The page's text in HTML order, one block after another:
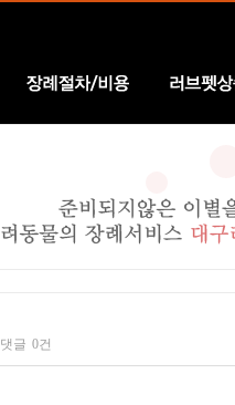
장례절차/비용 러브펫상품
댓글 0건